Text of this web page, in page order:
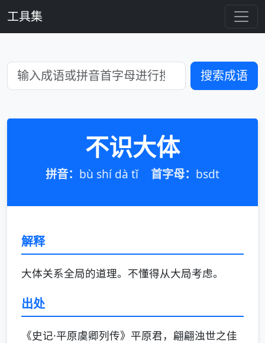
工具集
搜索成语
不识大体
拼音： bù shí dà tǐ 首字母： bsdt
解释
大体关系全局的道理。不懂得从大局考虑。
出处
《史记·平原虞卿列传》平原君，翩翩浊世之佳